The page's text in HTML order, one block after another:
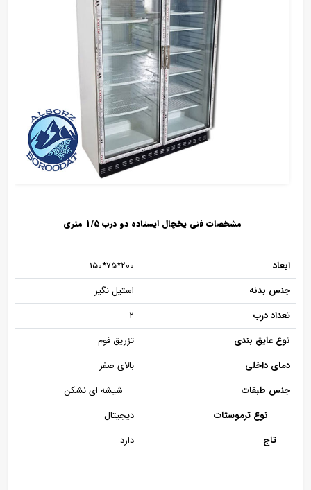
مشخصات فنی یخچال ایستاده دو درب 1/5 متری
ابعاد
200*75*150
جنس بدنه
استیل نگیر
تعداد درب
2
نوع عایق بندی
تزریق فوم
دمای داخلی
بالای صفر
جنس طبقات
شیشه ای نشکن
نوع ترموستات
دیجیتال
تاج
دارد